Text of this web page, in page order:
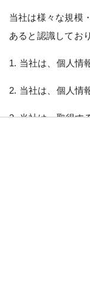
当社は様々な規模
あると認識してお
1. 当社は、個人情
2. 当社は、個人情
3. 当社は、取得す